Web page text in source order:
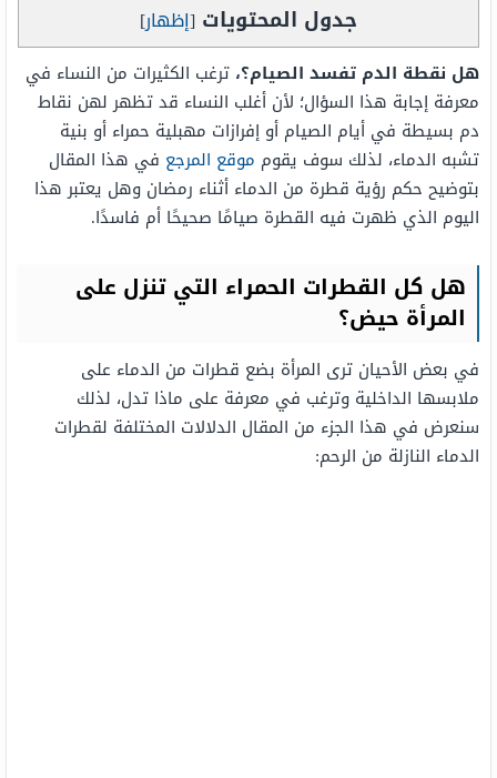
جدول المحتويات [إظهار]
هل نقطة الدم تفسد الصيام؟، ترغب الكثيرات من النساء في
معرفة إجابة هذا السؤال؛ لأن أغلب النساء قد تظهر لهن نقاط
دم بسيطة في أيام الصيام أو إفرازات مهبلية حمراء أو بنية
تشبه الدماء، لذلك سوف يقوم موقع المرجع في هذا المقال
بتوضيح حكم رؤية قطرة من الدماء أثناء رمضان وهل يعتبر هذا
اليوم الذي ظهرت فيه القطرة صيامًا صحيحًا أم فاسدًا.
هل كل القطرات الحمراء التي تنزل على
المرأة حيض؟
في بعض الأحيان ترى المرأة بضع قطرات من الدماء على
ملابسها الداخلية وترغب في معرفة على ماذا تدل، لذلك
سنعرض في هذا الجزء من المقال الدلالات المختلفة لقطرات
الدماء النازلة من الرحم: